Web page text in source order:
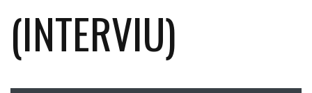
(INTERVIU)